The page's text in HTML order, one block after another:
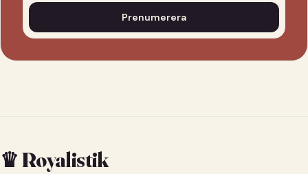
Prenumerera
♛ Royalistik